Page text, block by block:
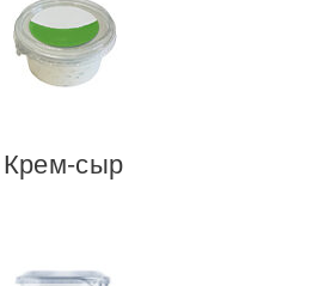
Крем-сыр